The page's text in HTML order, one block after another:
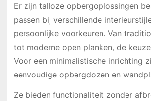
Er zijn talloze opbergoplossingen
passen bij verschillende
persoonlijke voorkeuren. Van
tot moderne open planken, de
Voor een minimalistische inrichting
eenvoudige opbergdozen en
Ze bieden functionaliteit zonder